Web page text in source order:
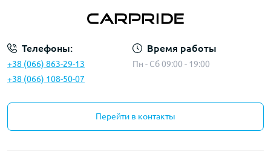
Телефоны:
+38 (066) 863-29-13
+38 (066) 108-50-07
Время работы
Пн - Сб 09:00 - 19:00
Перейти в контакты